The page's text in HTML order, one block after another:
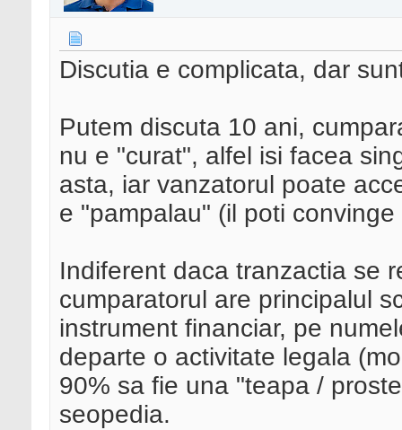
Discutia e complicata, dar
Putem discuta 10 ani,
nu e "curat", alfel isi facea
asta, iar vanzatorul poate
e "pampalau" (il poti
Indiferent daca tranzactia se
cumparatorul are principalul
instrument financiar, pe
departe o activitate legala
90% sa fie una "teapa /
seopedia.